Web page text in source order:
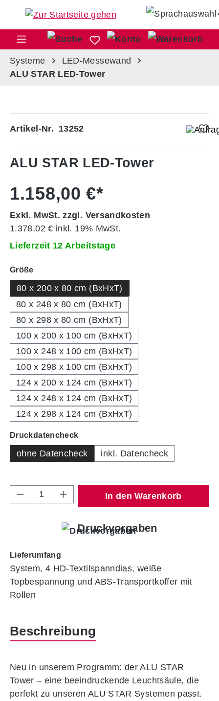
Zum Hauptinhalt springen
Systeme
LED-Messewand
ALU STAR LED-Tower
Bildergalerie überspringen
Artikel-Nr. 13252
ALU STAR LED-Tower
1.158,00 €*
Exkl. MwSt. zzgl. Versandkosten
1.378,02 € inkl. 19% MwSt.
Lieferzeit 12 Arbeitstage
Größeauswählen
80 x 200 x 80 cm (BxHxT)
80 x 248 x 80 cm (BxHxT)
80 x 298 x 80 cm (BxHxT)
100 x 200 x 100 cm (BxHxT)
100 x 248 x 100 cm (BxHxT)
100 x 298 x 100 cm (BxHxT)
124 x 200 x 124 cm (BxHxT)
124 x 248 x 124 cm (BxHxT)
124 x 298 x 124 cm (BxHxT)
Druckdatencheckauswählen
ohne Datencheck inkl. Datencheck
Produkt Anzahl: Gib den gewünschten
In den Warenkorb
Druckvorgaben
Lieferumfang
System, 4 HD-Textilspanndias, weiße
Topbespannung und ABS-Transportkoffer mit
Rollen
Beschreibung
Neu in unserem Programm: der ALU STAR
Tower – eine beeindruckende Leuchtsäule, die
perfekt zu unseren ALU STAR Systemen passt.